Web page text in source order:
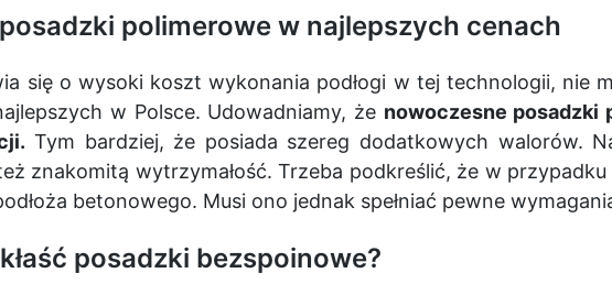
posadzki polimerowe w najlepszych cenach
się o wysoki koszt wykonania podłogi w tej technologii, nie
w Polsce. Udowadniamy, że nowoczesne posadzki
Tym bardziej, że posiada szereg dodatkowych walorów.
znakomitą wytrzymałość. Trzeba podkreślić, że w
betonowego. Musi ono jednak spełniać pewne
posadzki bezspoinowe?